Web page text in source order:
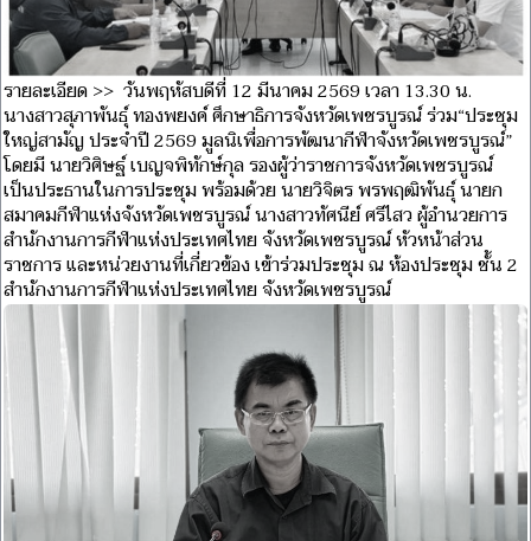
รายละเอียด >> วันพฤหัสบดีที่ 12 มีนาคม 2569 เวลา 13.30 น.
นางสาวสุภาพันธุ์ ทองพยงค์ ศึกษาธิการจังหวัดเพชรบูรณ์ ร่วม“ประชุม
ใหญ่สามัญ ประจำปี 2569 มูลนิเพื่อการพัฒนากีฬาจังหวัดเพชรบูรณ์”
โดยมี นายวิศิษฐ์ เบญจพิทักษ์กุล รองผู้ว่าราชการจังหวัดเพชรบูรณ์
เป็นประธานในการประชุม พร้อมด้วย นายวิจิตร พรพฤฒิพันธุ์ นายก
สมาคมกีฬาแห่งจังหวัดเพชรบูรณ์ นางสาวทัศนีย์ ศรีไสว ผู้อำนวยการ
สำนักงานการกีฬาแห่งประเทศไทย จังหวัดเพชรบูรณ์ หัวหน้าส่วน
ราชการ และหน่วยงานที่เกี่ยวข้อง เข้าร่วมประชุม ณ ห้องประชุม ชั้น 2
สำนักงานการกีฬาแห่งประเทศไทย จังหวัดเพชรบูรณ์